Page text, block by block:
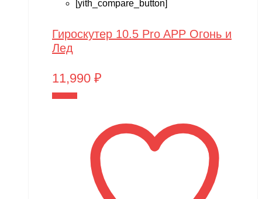
[yith_compare_button]
Гироскутер 10.5 Pro APP Огонь и
Лед
11,990 ₽